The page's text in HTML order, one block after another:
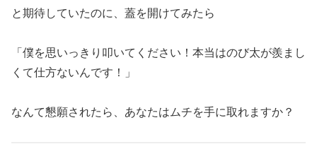
と期待していたのに、蓋を開けてみたら
「僕を思いっきり叩いてください！本当はのび太が羨まし
くて仕方ないんです！」
なんて懇願されたら、あなたはムチを手に取れますか？